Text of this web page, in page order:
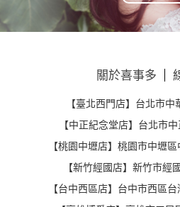
關於喜事多
【臺北西門店】台北市
【中正紀念堂店】台北市
【桃園中壢店】桃園市中壢
【新竹經國店】新竹市經
【台中西區店】台中市西區